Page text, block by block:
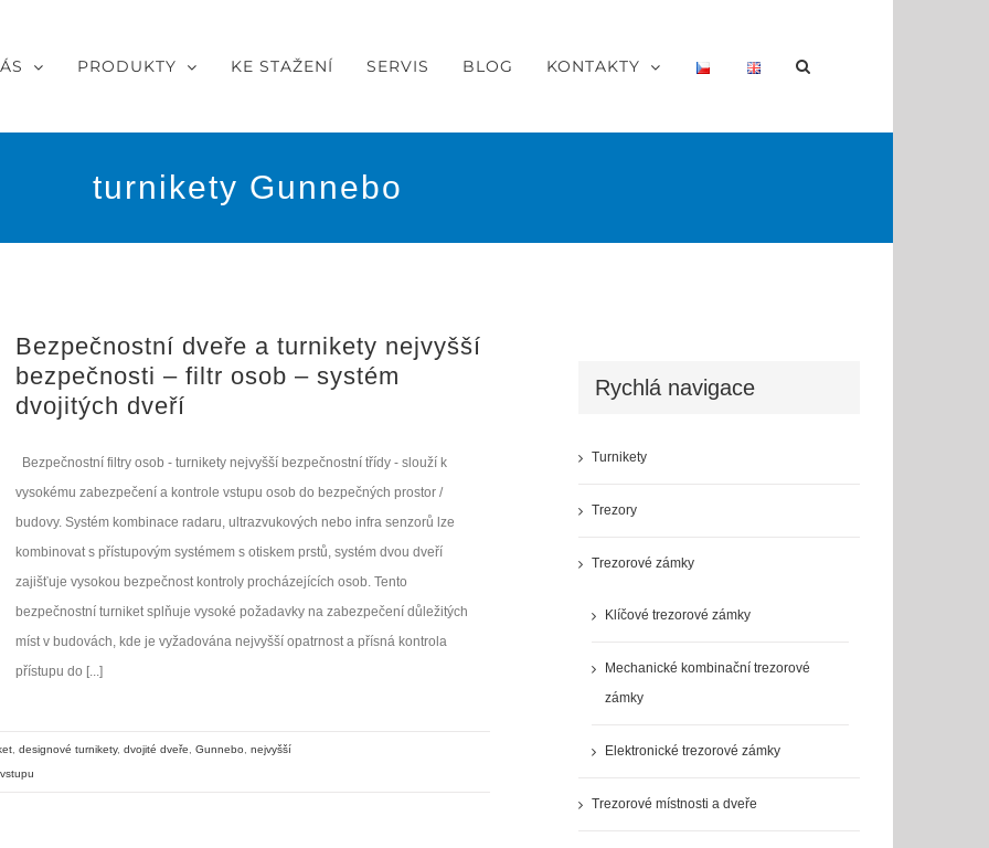
PRODUKTY KE STAŽENÍ SERVIS BLOG KONTAKTY
turnikety Gunnebo
Bezpečnostní dveře a turnikety nejvyšší
bezpečnosti – filtr osob – systém
dvojitých dveří
Bezpečnostní filtry osob - turnikety nejvyšší bezpečnostní třídy - slouží k
vysokému zabezpečení a kontrole vstupu osob do bezpečných prostor /
budovy. Systém kombinace radaru, ultrazvukových nebo infra senzorů lze
kombinovat s přístupovým systémem s otiskem prstů, systém dvou dveří
zajišťuje vysokou bezpečnost kontroly procházejících osob. Tento
bezpečnostní turniket splňuje vysoké požadavky na zabezpečení důležitých
míst v budovách, kde je vyžadována nejvyšší opatrnost a přísná kontrola
přístupu do [...]
designové turnikety, dvojité dveře Gunnebo
nejvyšší
Rychlá navigace
Turnikety
Trezory
Trezorové zámky
Klíčové trezorové zámky
Mechanické kombinační trezorové
zámky
Elektronické trezorové zámky
Trezorové místnosti a dveře